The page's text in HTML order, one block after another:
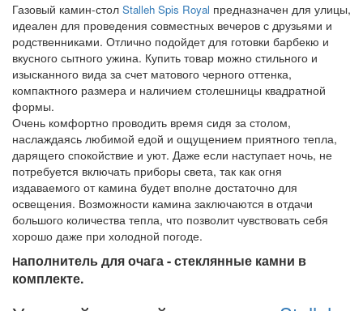
Газовый камин-стол Stalleh Spis Royal предназначен для улицы,
идеален для проведения совместных вечеров с друзьями и
родственниками. Отлично подойдет для готовки барбекю и
вкусного сытного ужина. Купить товар можно стильного и
изысканного вида за счет матового черного оттенка,
компактного размера и наличием столешницы квадратной
формы.
Очень комфортно проводить время сидя за столом,
наслаждаясь любимой едой и ощущением приятного тепла,
дарящего спокойствие и уют. Даже если наступает ночь, не
потребуется включать приборы света, так как огня
издаваемого от камина будет вполне достаточно для
освещения. Возможности камина заключаются в отдачи
большого количества тепла, что позволит чувствовать себя
хорошо даже при холодной погоде.
Наполнитель для очага - стеклянные камни в
комплекте.